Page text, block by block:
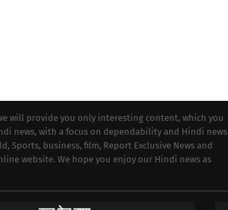
will provide you only interesting content, which you
news, with a focus on dependability and Hindi news
Sports, business, film, Report Exclusive News and
website. We hope you enjoy our Hindi news as